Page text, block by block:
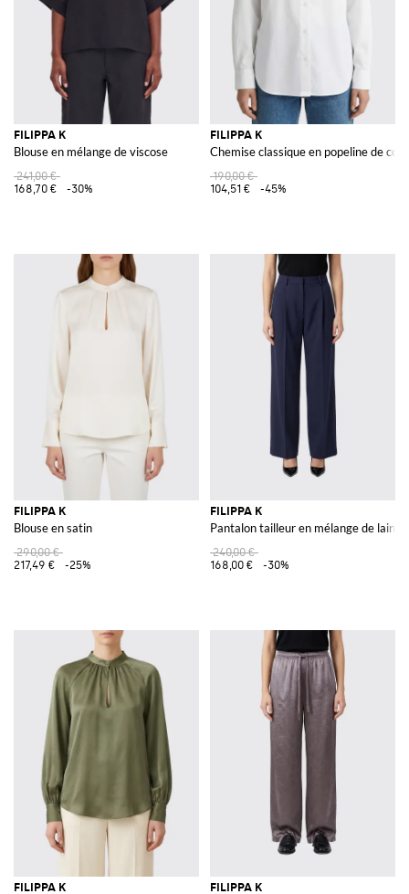
FILIPPA K
Blouse en mélange de viscose
241,00 €
168,70 €
-30%
FILIPPA K
Chemise classique en popeline de
190,00 €
104,51 €
-45%
FILIPPA K
Blouse en satin
290,00 €
217,49 €
-25%
FILIPPA K
Pantalon tailleur en mélange de laine
240,00 €
168,00 €
-30%
FILIPPA K FILIPPA K